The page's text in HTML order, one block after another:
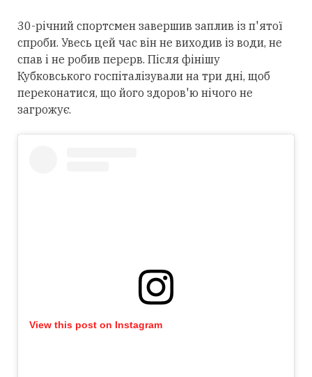
30-річний спортсмен завершив заплив із п'ятої
спроби. Увесь цей час він не виходив із води, не
спав і не робив перерв. Після фінішу
Кубковського госпіталізували на три дні, щоб
переконатися, що його здоров'ю нічого не
загрожує.
View this post on Instagram